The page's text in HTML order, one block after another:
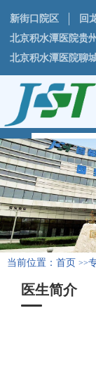
新街口院区 回
北京积水潭医院贵
北京积水潭医院聊
当前位置： 首页 >>
医生简介